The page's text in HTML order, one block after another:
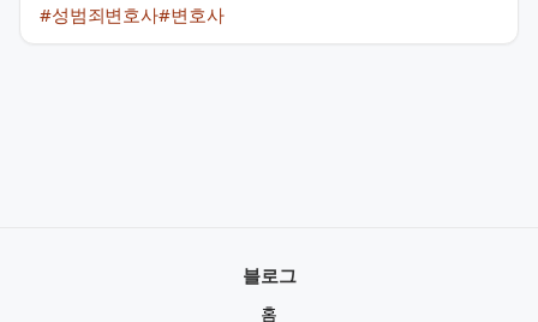
#성범죄변호사#변호사
블로그
홈